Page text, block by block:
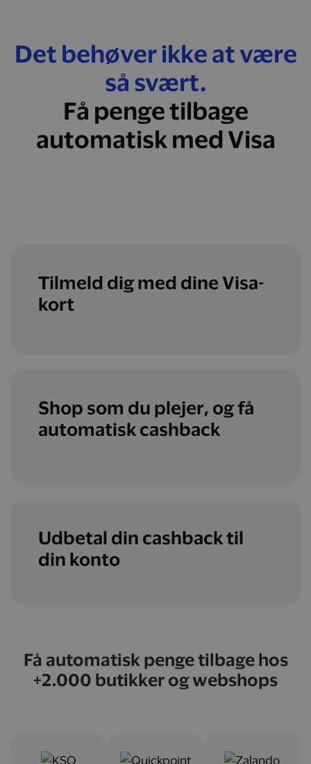
Det behøver ikke at være
så svært.
Få penge tilbage
automatisk med Visa
Tilmeld dig med dine Visa-
kort
Shop som du plejer, og få
automatisk cashback
Udbetal din cashback til
din konto
Få automatisk penge tilbage hos
+2.000 butikker og webshops